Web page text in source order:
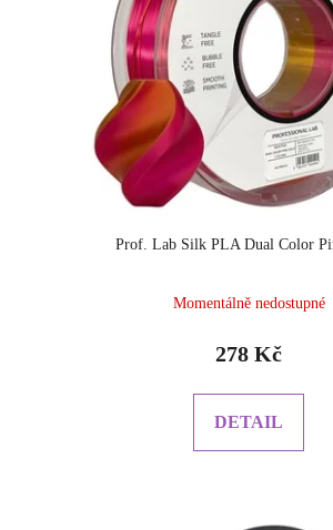
Prof. Lab Silk PLA Dual Color
Momentálně nedostupné
278 Kč
DETAIL